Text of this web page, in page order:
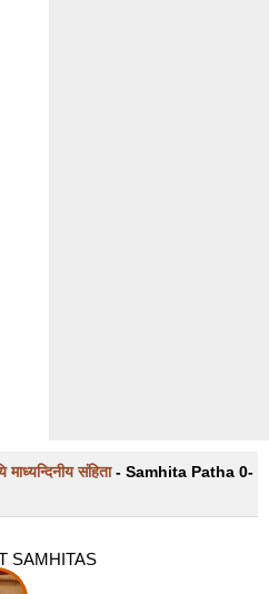
माध्यन्दिनीय संहिता- Samhita Patha 0-
SAMHITAS